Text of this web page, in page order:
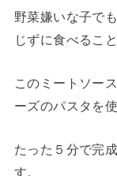
野菜嫌いな子で
じずに食べるこ
このミートソー
ーズのパスタを
たった５分で完
す。